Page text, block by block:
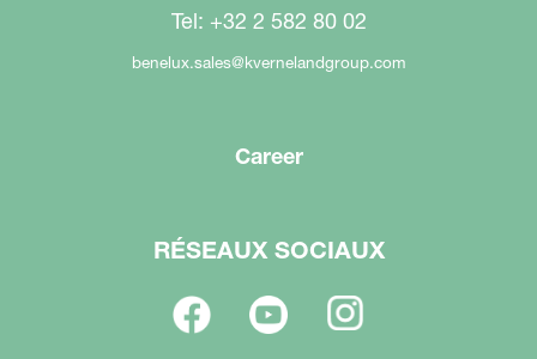
Tel: +32 2 582 80 02
benelux.sales@kvernelandgroup.com
Career
RÉSEAUX SOCIAUX